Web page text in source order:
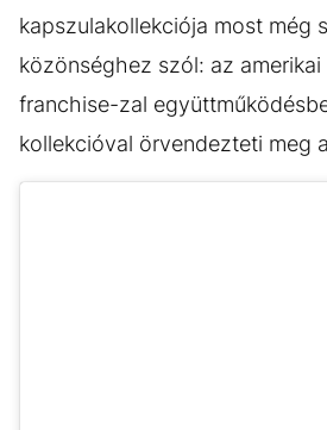
kapszulakollekciója most még
közönséghez szól: az amerikai
franchise-zal
kollekcióval örvendezteti meg